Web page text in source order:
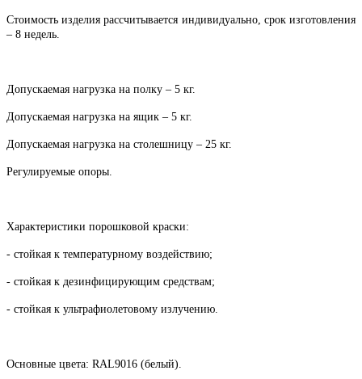
Стоимость изделия рассчитывается индивидуально, срок изготовления
– 8 недель.
Допускаемая нагрузка на полку – 5 кг.
Допускаемая нагрузка на ящик – 5 кг.
Допускаемая нагрузка на столешницу – 25 кг.
Регулируемые опоры.
Характеристики порошковой краски:
- стойкая к температурному воздействию;
- стойкая к дезинфицирующим средствам;
- стойкая к ультрафиолетовому излучению.
Основные цвета: RAL9016 (белый).